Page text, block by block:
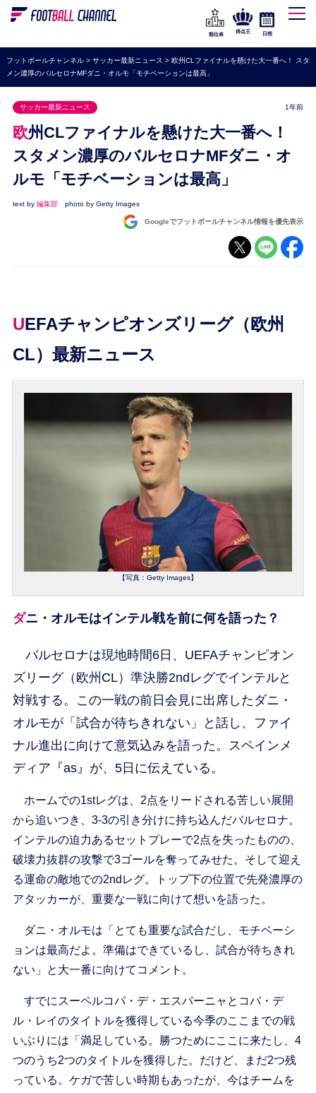
WEリーグ
海外サッカー
プレミアリーグ
ラ・リーガ
セリエA
ブンデスリーガ
UEFA
ナショナルチーム
順位表
得点王 日程
フットボールチャンネル> サッカー最新ニュース > 欧州CLファイナルを懸けた大一番へ！ スタ
メン濃厚のバルセロナMFダニ・オルモ「モチベーションは最高」
サッカー最新ニュース 1年前
欧州CLファイナルを懸けた大一番へ！
スタメン濃厚のバルセロナMFダニ・オ
ルモ「モチベーションは最高」
text by 編集部 photo by Getty Images
Googleでフットボールチャンネル情報を優先表示
UEFAチャンピオンズリーグ（欧州
CL）最新ニュース
【写真：Getty Images】
ダニ・オルモはインテル戦を前に何を語った？
バルセロナは現地時間6日、UEFAチャンピオン
ズリーグ（欧州CL）準決勝2ndレグでインテルと
対戦する。この一戦の前日会見に出席したダニ・
オルモが「試合が待ちきれない」と話し、ファイ
ナル進出に向けて意気込みを語った。スペインメ
ディア『as』が、5日に伝えている。
ホームでの1stレグは、2点をリードされる苦しい展開
から追いつき、3-3の引き分けに持ち込んだバルセロナ。
インテルの迫力あるセットプレーで2点を失ったものの、
破壊力抜群の攻撃で3ゴールを奪ってみせた。そして迎え
る運命の敵地での2ndレグ。トップ下の位置で先発濃厚の
アタッカーが、重要な一戦に向けて想いを語った。
ダニ・オルモは「とても重要な試合だし、モチベーシ
ョンは最高だよ。準備はできているし、試合が待ちきれ
ない」と大一番に向けてコメント。
すでにスーペルコパ・デ・エスパーニャとコパ・デ
ル・レイのタイトルを獲得している今季のここまでの戦
いぶりには「満足している。勝つためにここに来たし、4
つのうち2つのタイトルを獲得した。だけど、まだ2つ残
っている。ケガで苦しい時期もあったが、今はチームを